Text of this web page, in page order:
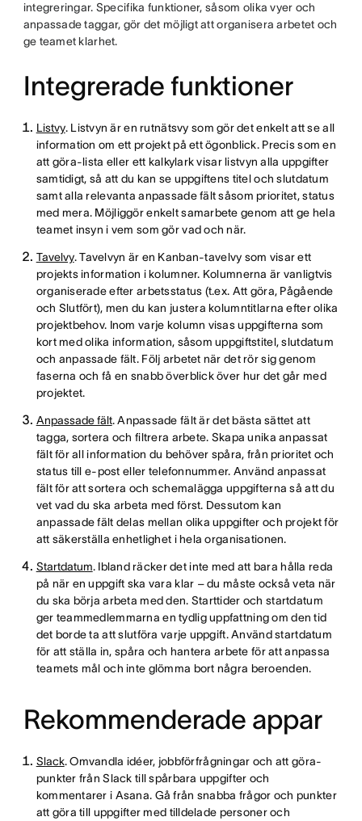
integreringar. Specifika funktioner, såsom olika vyer och
anpassade taggar, gör det möjligt att organisera arbetet och
ge teamet klarhet.
Integrerade funktioner
Listvy. Listvyn är en rutnätsvy som gör det enkelt att se all
information om ett projekt på ett ögonblick. Precis som en
att göra-lista eller ett kalkylark visar listvyn alla uppgifter
samtidigt, så att du kan se uppgiftens titel och slutdatum
samt alla relevanta anpassade fält såsom prioritet, status
med mera. Möjliggör enkelt samarbete genom att ge hela
teamet insyn i vem som gör vad och när.
Tavelvy. Tavelvyn är en Kanban-tavelvy som visar ett
projekts information i kolumner. Kolumnerna är vanligtvis
organiserade efter arbetsstatus (t.ex. Att göra, Pågående
och Slutfört), men du kan justera kolumntitlarna efter olika
projektbehov. Inom varje kolumn visas uppgifterna som
kort med olika information, såsom uppgiftstitel, slutdatum
och anpassade fält. Följ arbetet när det rör sig genom
faserna och få en snabb överblick över hur det går med
projektet.
Anpassade fält. Anpassade fält är det bästa sättet att
tagga, sortera och filtrera arbete. Skapa unika anpassat
fält för all information du behöver spåra, från prioritet och
status till e-post eller telefonnummer. Använd anpassat
fält för att sortera och schemalägga uppgifterna så att du
vet vad du ska arbeta med först. Dessutom kan
anpassade fält delas mellan olika uppgifter och projekt för
att säkerställa enhetlighet i hela organisationen.
Startdatum. Ibland räcker det inte med att bara hålla reda
på när en uppgift ska vara klar – du måste också veta när
du ska börja arbeta med den. Starttider och startdatum
ger teammedlemmarna en tydlig uppfattning om den tid
det borde ta att slutföra varje uppgift. Använd startdatum
för att ställa in, spåra och hantera arbete för att anpassa
teamets mål och inte glömma bort några beroenden.
Rekommenderade appar
Slack. Omvandla idéer, jobbförfrågningar och att göra-
punkter från Slack till spårbara uppgifter och
kommentarer i Asana. Gå från snabba frågor och punkter
att göra till uppgifter med tilldelade personer och